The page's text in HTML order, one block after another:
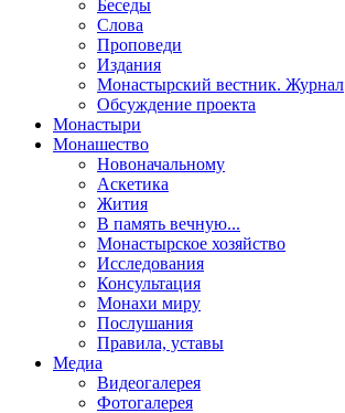
Беседы
Слова
Проповеди
Издания
Монастырский вестник. Журнал
Обсуждение проекта
Монастыри
Монашество
Новоначальному
Аскетика
Жития
В память вечную...
Монастырское хозяйство
Исследования
Консультация
Монахи миру
Послушания
Правила, уставы
Медиа
Видеогалерея
Фотогалерея